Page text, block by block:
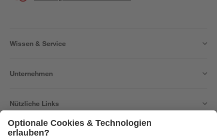
Wissen & Service
Unternehmen
Nützliche Links